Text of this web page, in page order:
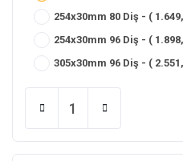
254x30mm 80 Diş - (
254x30mm 96 Diş - (
305x30mm 96 Diş - (